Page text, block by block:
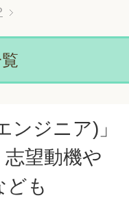
ンジニア)」
望動機や
ども